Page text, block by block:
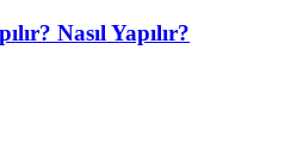
Nasıl Yapılır?